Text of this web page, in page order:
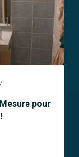
pour